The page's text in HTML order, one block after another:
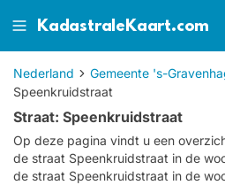
KadastraleKaart.com
Nederland Gemeente 's-
Speenkruidstraat
Straat: Speenkruidstraat
Op deze pagina vindt u een
de straat Speenkruidstraat in de
de straat Speenkruidstraat in de